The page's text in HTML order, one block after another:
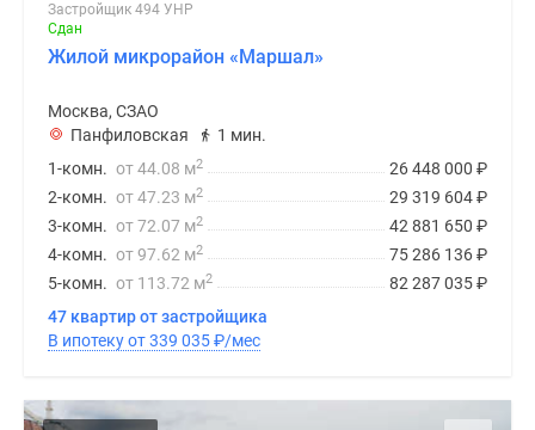
Застройщик 494 УНР
Сдан
Жилой микрорайон «Маршал»
Москва, СЗАО
Панфиловская
1 мин.
26 448 000 ₽
1-комн. от 44.08 м2
29 319 604₽
2-комн. от 47.23 м2
42 881 650 ₽
3-комн. от 72.07 м2
75 286 136₽
4-комн. от 97.62 м2
82 287 035₽
5-комн. от 113.72 м2
47 квартир от застройщика
В ипотеку от 339 035₽/мес